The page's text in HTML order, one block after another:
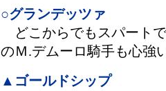
○グランデッツァ
どこからでもスパート
のＭ.デムーロ騎手も心強
▲ゴールドシップ